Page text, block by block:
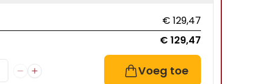
€ 129,47
€ 129,47
Voeg toe